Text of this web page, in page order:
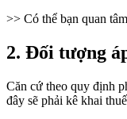
>> Có thể bạn quan
2. Đối tượng
Căn cứ theo quy định
đây sẽ phải kê khai